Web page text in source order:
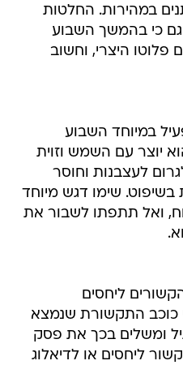
במהירות. החלטות
כי בהמשך השבוע
פלוטו היצרי, וחשוב
במיוחד השבוע
יוצר עם השמש וזוית
לעצבנות וחוסר
שימו דגש מיוחד
ואל תתפתו לשבור את
ליחסים
כוכב התקשורת שנמצא
ומשלים בכך את פסק
ליחסים או לדיאלוג